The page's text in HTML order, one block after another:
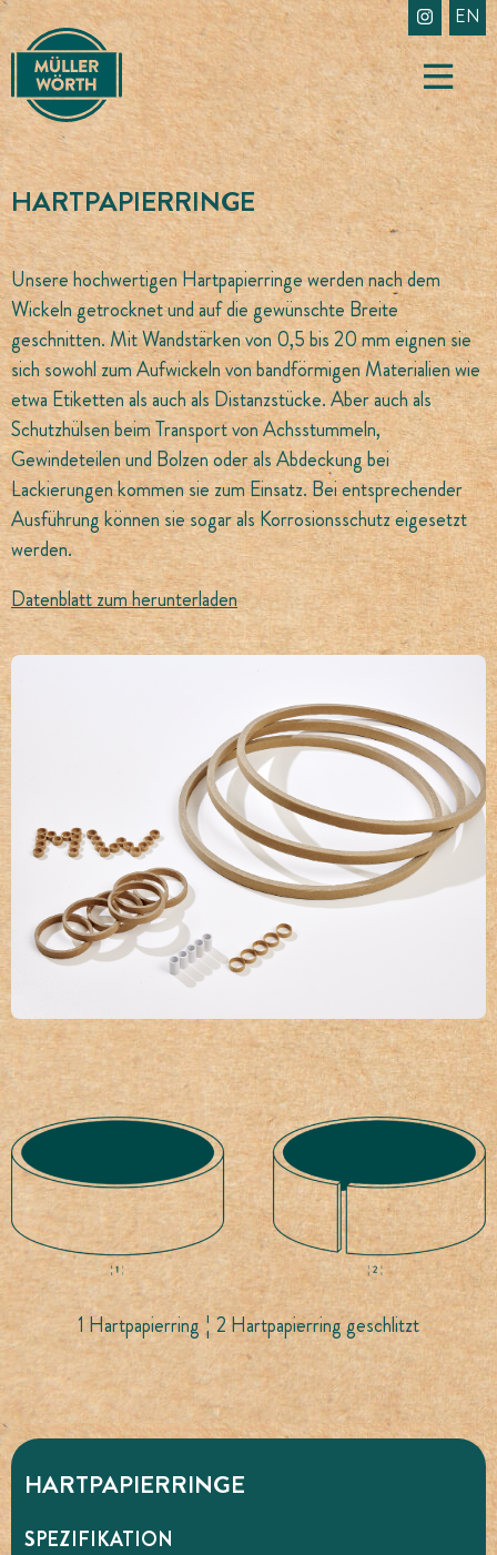
Skip
to
content
EN
HARTPAPIERRINGE
Unsere hochwertigen Hartpapierringe werden nach dem
Wickeln getrocknet und auf die gewünschte Breite
geschnitten. Mit Wandstärken von 0,5 bis 20 mm eignen sie
sich sowohl zum Aufwickeln von bandförmigen Materialien wie
etwa Etiketten als auch als Distanzstücke. Aber auch als
Schutzhülsen beim Transport von Achsstummeln,
Gewindeteilen und Bolzen oder als Abdeckung bei
Lackierungen kommen sie zum Einsatz. Bei entsprechender
Ausführung können sie sogar als Korrosionsschutz eigesetzt
werden.
Datenblatt zum herunterladen
1 Hartpapierring ¦ 2 Hartpapierring geschlitzt
HARTPAPIERRINGE
SPEZIFIKATION